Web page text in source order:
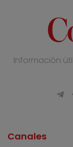
Información
Canales